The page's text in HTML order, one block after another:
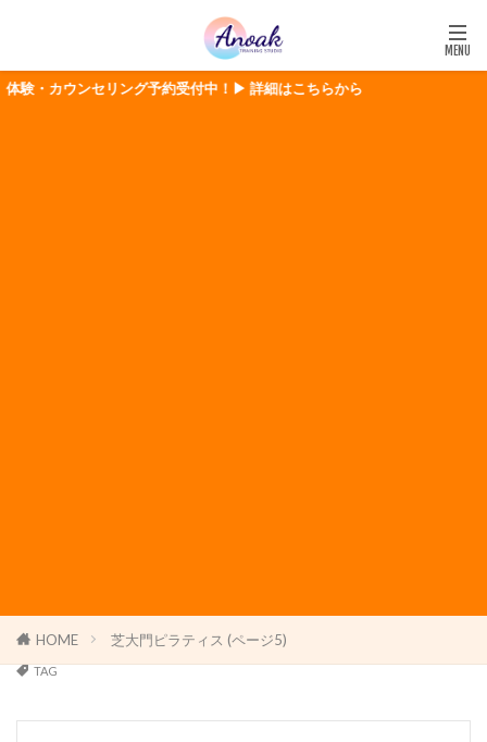
・カウンセリング予約受付中！▶ 詳細はこちらから
HOME 芝大門ピラティス (ページ5)
TAG